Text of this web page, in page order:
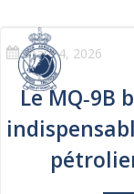
mars 4, 2026
Le